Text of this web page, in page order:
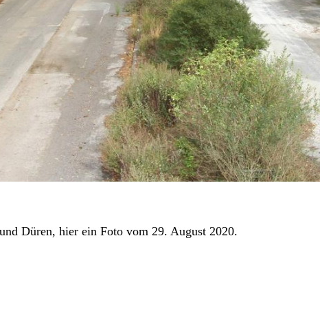
Düren, hier ein Foto vom 29. August 2020.